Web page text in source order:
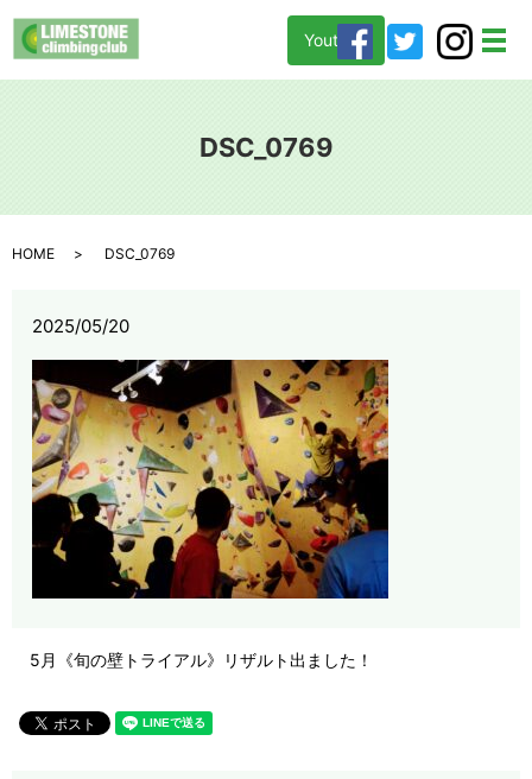
メ
Youtube
DSC_0769
HOME DSC_0769
2025/05/20
5月《旬の壁トライアル》リザルト出ました！